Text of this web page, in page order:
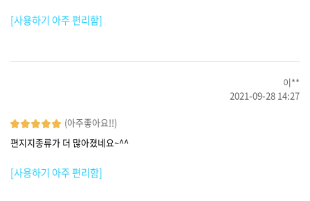
[사용하기 아주 편리함]
이**
2021-09-28 14:27
(아주좋아요!!)
편지지종류가 더 많아졌네요~^^
[사용하기 아주 편리함]